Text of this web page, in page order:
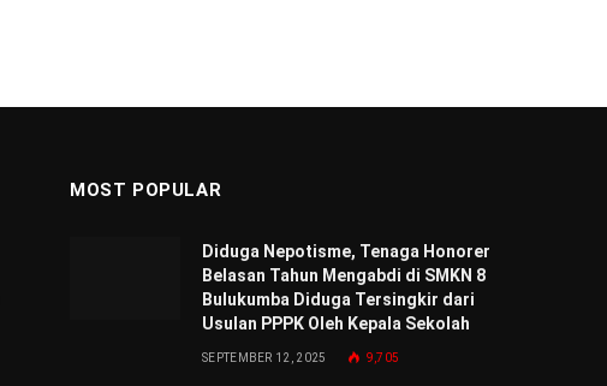
MOST POPULAR
Diduga Nepotisme, Tenaga Honorer
Belasan Tahun Mengabdi di SMKN 8
Bulukumba Diduga Tersingkir dari
Usulan PPPK Oleh Kepala Sekolah
SEPTEMBER 12, 2025 9,705